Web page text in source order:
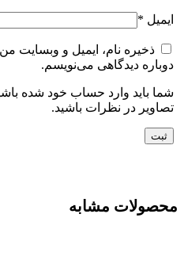
ایمیل *
ذخیره نام، ایمیل و وبسایت
دوباره دیدگاهی می‌نویسم.
شما باید وارد حساب خود شده
تصاویر در نظرات باشید.
محصولات مشابه